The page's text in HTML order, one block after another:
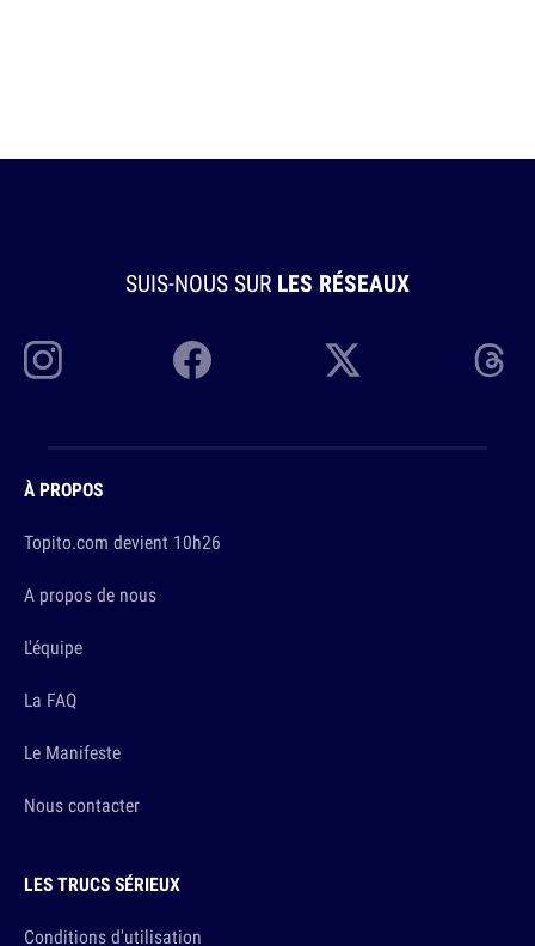
SUIS-NOUS SUR LES RÉSEAUX
À PROPOS
Topito.com devient 10h26
A propos de nous
L'équipe
La FAQ
Le Manifeste
Nous contacter
LES TRUCS SÉRIEUX
Conditions d'utilisation